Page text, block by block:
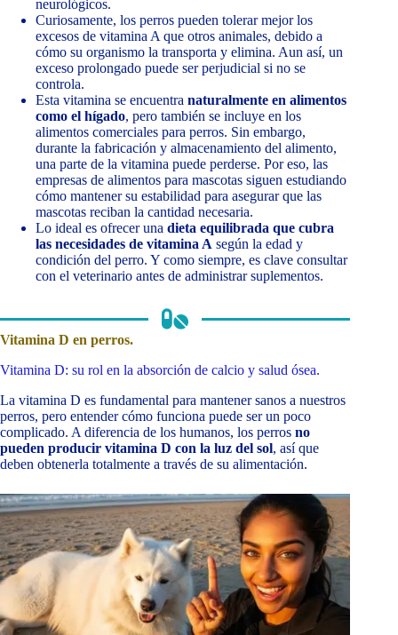
neurológicos.
Curiosamente, los perros pueden tolerar mejor los
excesos de vitamina A que otros animales, debido a
cómo su organismo la transporta y elimina. Aun así, un
exceso prolongado puede ser perjudicial si no se
controla.
Esta vitamina se encuentra naturalmente en alimentos
como el hígado, pero también se incluye en los
alimentos comerciales para perros. Sin embargo,
durante la fabricación y almacenamiento del alimento,
una parte de la vitamina puede perderse. Por eso, las
empresas de alimentos para mascotas siguen estudiando
cómo mantener su estabilidad para asegurar que las
mascotas reciban la cantidad necesaria.
Lo ideal es ofrecer una dieta equilibrada que cubra
las necesidades de vitamina A según la edad y
condición del perro. Y como siempre, es clave consultar
con el veterinario antes de administrar suplementos.
Vitamina D en perros.
Vitamina D: su rol en la absorción de calcio y salud ósea.
La vitamina D es fundamental para mantener sanos a nuestros
perros, pero entender cómo funciona puede ser un poco
complicado. A diferencia de los humanos, los perros no
pueden producir vitamina D con la luz del sol, así que
deben obtenerla totalmente a través de su alimentación.